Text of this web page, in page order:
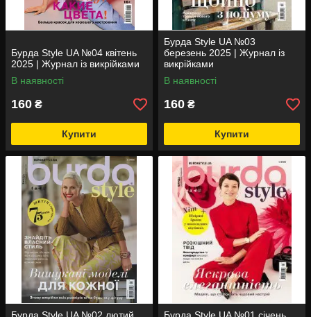
Бурда Style UA №04 квітень
2025 | Журнал із викрійками
В наявності
160 ₴
Купити
Бурда Style UA №03
березень 2025 | Журнал із
викрійками
В наявності
160 ₴
Купити